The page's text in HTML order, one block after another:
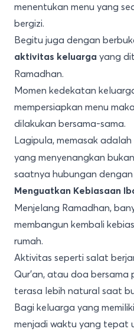
menentukan menu yang
bergizi.
Begitu juga dengan
aktivitas keluarga yang
Ramadhan.
Momen kedekatan
mempersiapkan menu
dilakukan bersama-sama.
Lagipula, memasak
yang menyenangkan
saatnya hubungan
Menguatkan Kebiasaan
Menjelang Ramadhan,
membangun kembali
rumah.
Aktivitas seperti salat
Qur’an, atau doa
terasa lebih natural saat
Bagi keluarga yang
menjadi waktu yang tepat